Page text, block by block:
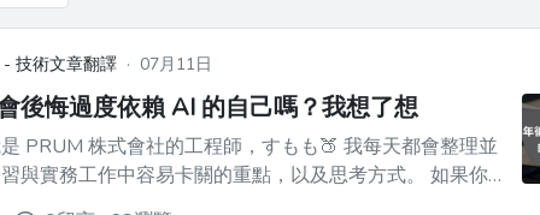
技術文章翻譯 · 07月11日
後悔過度依賴 AI 的自己嗎？我想了想
株式會社的工程師，すもも🍑 我每天都會整理並
實務工作中容易卡關的重點，以及思考方式。 如果你
趣，也歡迎看看我們的企業網站。 ▶[企業網站]